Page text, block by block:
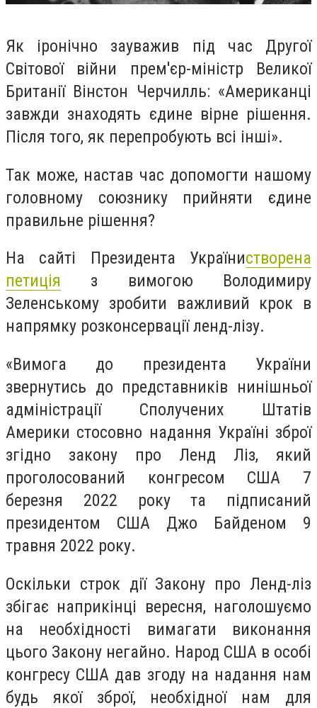
Як іронічно зауважив під час Другої
Світової війни прем'єр-міністр Великої
Британії Вінстон Черчилль: «Американці
завжди знаходять єдине вірне рішення.
Після того, як перепробують всі інші».
Так може, настав час допомогти нашому
головному союзнику прийняти єдине
правильне рішення?
На сайті Президента Українистворена
петиція з вимогою Володимиру
Зеленському зробити важливий крок в
напрямку розконсервації ленд-лізу.
«Вимога до президента України
звернутись до представників нинішньої
адміністрації Сполучених Штатів
Америки стосовно надання Україні зброї
згідно закону про Ленд Ліз, який
проголосований конгресом США 7
березня 2022 року та підписаний
президентом США Джо Байденом 9
травня 2022 року.
Оскільки строк дії Закону про Ленд-ліз
збігає наприкінці вересня, наголошуємо
на необхідності вимагати виконання
цього Закону негайно. Народ США в особі
конгресу США дав згоду на надання нам
будь якої зброї, необхідної нам для